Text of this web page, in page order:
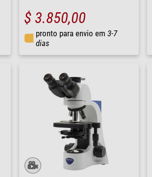
$ 3.850,00
pronto para envio em 3-7
dias